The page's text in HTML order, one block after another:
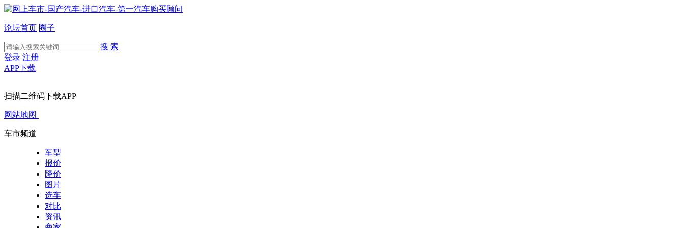
论坛首页 圈子
搜 索
登录 注册
APP下载
扫描二维码下载APP
网站地图
车市频道
车型
报价
降价
图片
选车
对比
资讯